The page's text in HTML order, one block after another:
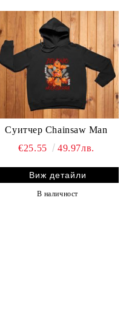
Суитчер Chainsaw Man
€25.55
49.97лв.
Виж детайли
В наличност